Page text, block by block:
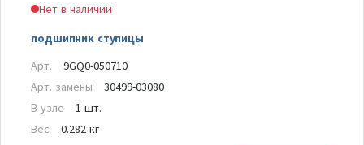
Нет в наличии
подшипник ступицы
Арт.
9GQ0-050710
Арт. замены
30499-03080
В узле
1 шт.
Вес
0.282 кг